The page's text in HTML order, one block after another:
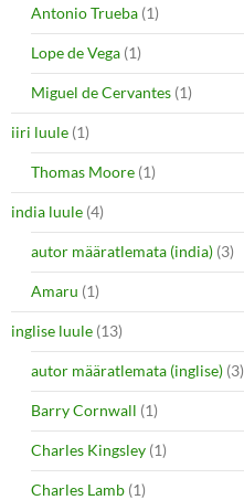
Antonio Trueba (1)
Lope de Vega (1)
Miguel de Cervantes (1)
iiri luule (1)
Thomas Moore (1)
india luule (4)
autor määratlemata (india) (3)
Amaru (1)
inglise luule (13)
autor määratlemata (inglise) (3)
Barry Cornwall (1)
Charles Kingsley (1)
Charles Lamb (1)